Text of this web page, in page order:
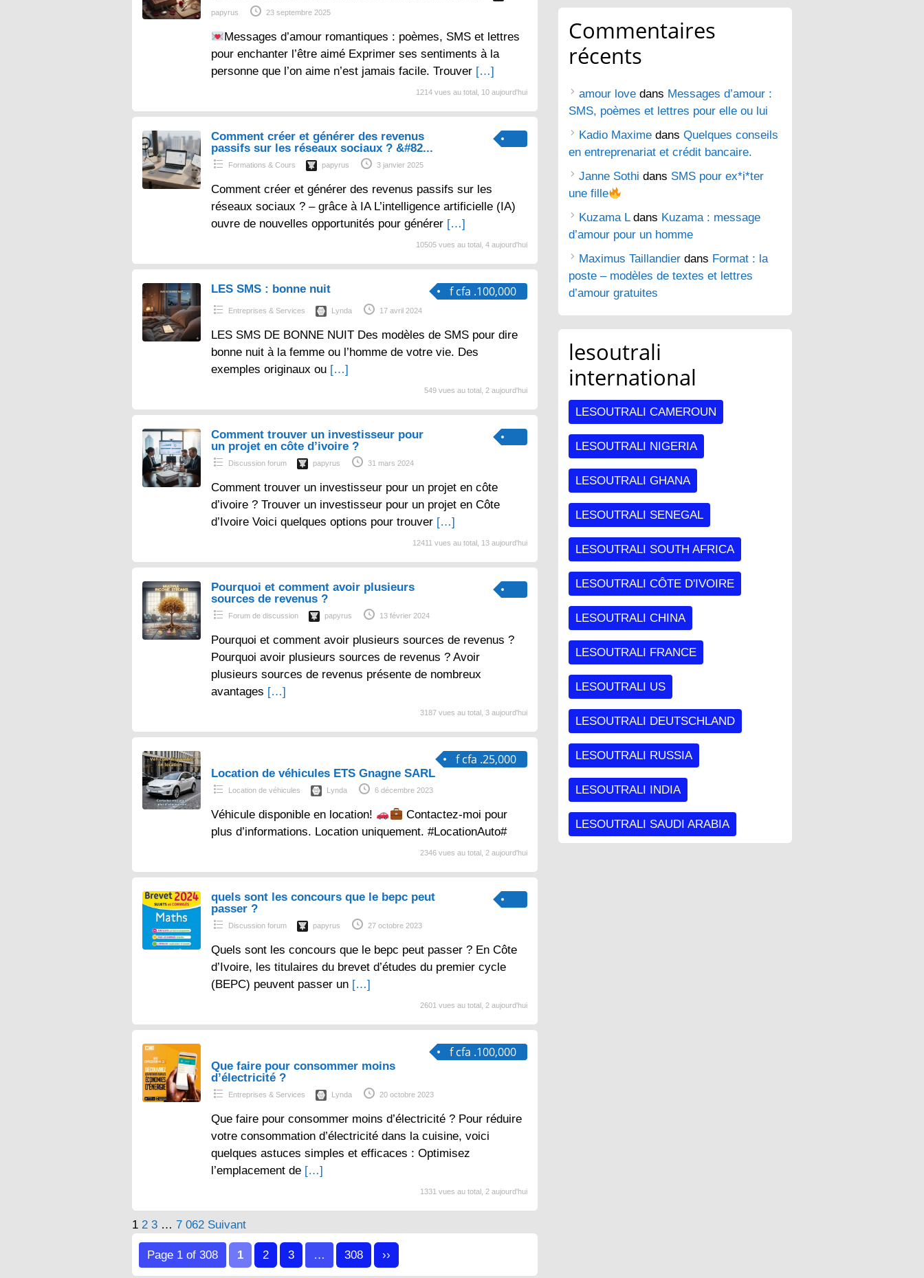
papyrus 23 septembre 2025
Messages d’amour romantiques : poèmes, SMS et lettres
pour enchanter l’être aimé Exprimer ses sentiments à la
personne que l’on aime n’est jamais facile. Trouver […]
1214 vues au total, 10 aujourd'hui
Comment créer et générer des revenus
passifs sur les réseaux sociaux ? &#82...
Formations & Cours papyrus 3 janvier 2025
Comment créer et générer des revenus passifs sur les
réseaux sociaux ? – grâce à IA L’intelligence artificielle (IA)
ouvre de nouvelles opportunités pour générer […]
10505 vues au total, 4 aujourd'hui
f cfa .100,000
LES SMS : bonne nuit
Entreprises & Services Lynda 17 avril 2024
LES SMS DE BONNE NUIT Des modèles de SMS pour dire
bonne nuit à la femme ou l’homme de votre vie. Des
exemples originaux ou […]
549 vues au total, 2 aujourd'hui
Comment trouver un investisseur pour
un projet en côte d’ivoire ?
Discussion forum papyrus 31 mars 2024
Comment trouver un investisseur pour un projet en côte
d’ivoire ? Trouver un investisseur pour un projet en Côte
d’Ivoire Voici quelques options pour trouver […]
12411 vues au total, 13 aujourd'hui
Pourquoi et comment avoir plusieurs
sources de revenus ?
Forum de discussion papyrus 13 février 2024
Pourquoi et comment avoir plusieurs sources de revenus ?
Pourquoi avoir plusieurs sources de revenus ? Avoir
plusieurs sources de revenus présente de nombreux
avantages […]
3187 vues au total, 3 aujourd'hui
f cfa .25,000
Location de véhicules ETS Gnagne SARL
Location de véhicules Lynda 6 décembre 2023
Véhicule disponible en location!
Contactez-moi pour
plus d’informations. Location uniquement. #LocationAuto#
2346 vues au total, 2 aujourd'hui
quels sont les concours que le bepc peut
passer ?
Discussion forum papyrus 27 octobre 2023
Quels sont les concours que le bepc peut passer ? En Côte
d’Ivoire, les titulaires du brevet d’études du premier cycle
(BEPC) peuvent passer un […]
2601 vues au total, 2 aujourd'hui
f cfa .100,000
Que faire pour consommer moins
d’électricité ?
Entreprises & Services Lynda 20 octobre 2023
Que faire pour consommer moins d’électricité ? Pour réduire
votre consommation d’électricité dans la cuisine, voici
quelques astuces simples et efficaces : Optimisez
l’emplacement de […]
1331 vues au total, 2 aujourd'hui
Pagination
des
1 2 3 … 7 062 Suivant
Page 1 of 308 1 2 3 … 308 ››
Commentaires
récents
amour love dans Messages d’amour :
SMS, poèmes et lettres pour elle ou lui
Kadio Maxime dans Quelques conseils
en entreprenariat et crédit bancaire.
Janne Sothi dans SMS pour ex*i*ter
une fille
Kuzama Ldans Kuzama : message
d’amour pour un homme
Maximus Taillandier dans Format : la
poste – modèles de textes et lettres
d’amour gratuites
lesoutrali
international
LESOUTRALI CAMEROUN
LESOUTRALI NIGERIA
LESOUTRALI GHANA
LESOUTRALI SENEGAL
LESOUTRALI SOUTH AFRICA
LESOUTRALI CÔTE D'IVOIRE
LESOUTRALI CHINA
LESOUTRALI FRANCE
LESOUTRALI US
LESOUTRALI DEUTSCHLAND
LESOUTRALI RUSSIA
LESOUTRALI INDIA
LESOUTRALI SAUDI ARABIA